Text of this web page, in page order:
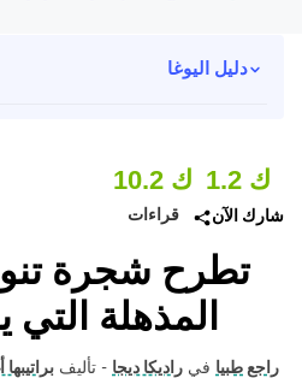
دليل اليوغا
10.2 ك
قراءات
1.2 ك
شارك الآن
تطرح شجرة
المذهلة
راجع طبيا في راديكا ديجا - تأليف